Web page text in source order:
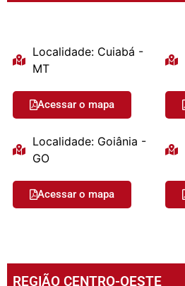
Localidade: Cuiabá -
MT
Acessar o mapa
Localidade: Goiânia -
GO
Acessar o mapa
REGIÃO CENTRO-OESTE